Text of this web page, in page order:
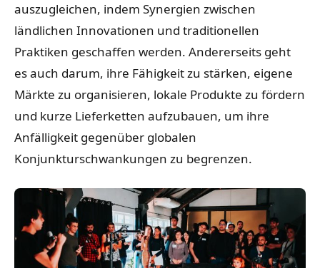
auszugleichen, indem Synergien zwischen
ländlichen Innovationen und traditionellen
Praktiken geschaffen werden. Andererseits geht
es auch darum, ihre Fähigkeit zu stärken, eigene
Märkte zu organisieren, lokale Produkte zu fördern
und kurze Lieferketten aufzubauen, um ihre
Anfälligkeit gegenüber globalen
Konjunkturschwankungen zu begrenzen.